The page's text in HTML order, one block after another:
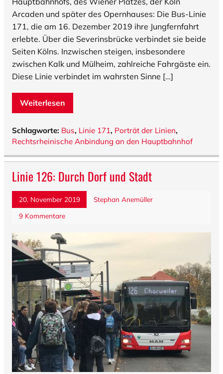
Arcaden und später des Opernhauses: Die Bus-Linie
171, die am 16. Dezember 2019 ihre Jungfernfahrt
erlebte. Über die Severinsbrücke verbindet sie beide
Seiten Kölns. Inzwischen steigen, insbesondere
zwischen Kalk und Mülheim, zahlreiche Fahrgäste ein.
Diese Linie verbindet im wahrsten Sinne […]
Weiterlesen
Schlagworte: Bus, Linie 171, Porträt der Linien,
Rechtsrheinische Anbindung an den Hauptbahnhof
Linie 126: Durch Dorf und Stadt
20. November 2019
Stephan Anemüller
9 Kommentare